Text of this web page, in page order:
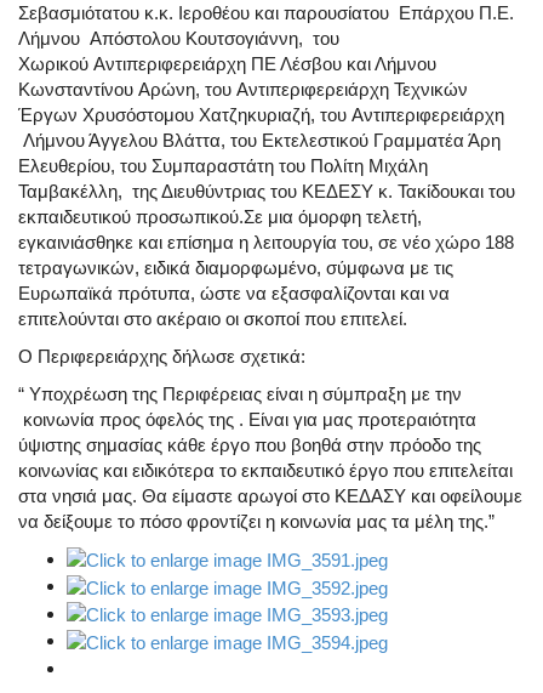
Σεβασμιότατου κ.κ. Ιεροθέου και παρουσίατου Επάρχου Π.Ε.
Λήμνου Απόστολου Κουτσογιάννη, του
Χωρικού Αντιπεριφερειάρχη ΠΕ Λέσβου και Λήμνου
Κωνσταντίνου Αρώνη, του Αντιπεριφερειάρχη Τεχνικών
Έργων Χρυσόστομου Χατζηκυριαζή, του Αντιπεριφερειάρχη
Λήμνου Άγγελου Βλάττα, του Εκτελεστικού Γραμματέα Άρη
Ελευθερίου, του Συμπαραστάτη του Πολίτη Μιχάλη
Ταμβακέλλη, της Διευθύντριας του ΚΕΔΕΣΥ κ. Τακίδουκαι του
εκπαιδευτικού προσωπικού.Σε μια όμορφη τελετή,
εγκαινιάσθηκε και επίσημα η λειτουργία του, σε νέο χώρο 188
τετραγωνικών, ειδικά διαμορφωμένο, σύμφωνα με τις
Ευρωπαϊκά πρότυπα, ώστε να εξασφαλίζονται και να
επιτελούνται στο ακέραιο οι σκοποί που επιτελεί.
Ο Περιφερειάρχης δήλωσε σχετικά:
“ Υποχρέωση της Περιφέρειας είναι η σύμπραξη με την
κοινωνία προς όφελός της . Είναι για μας προτεραιότητα
ύψιστης σημασίας κάθε έργο που βοηθά στην πρόοδο της
κοινωνίας και ειδικότερα το εκπαιδευτικό έργο που επιτελείται
στα νησιά μας. Θα είμαστε αρωγοί στο ΚΕΔΑΣΥ και οφείλουμε
να δείξουμε το πόσο φροντίζει η κοινωνία μας τα μέλη της.”